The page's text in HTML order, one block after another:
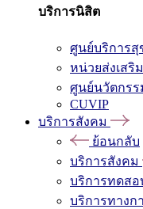
บริการนิสิต
ศูนย์บริการ
หน่วยส่งเสริ
ศูนย์นวัตกรร
CUVIP
บริการสังคม
ย้อนกลับ
บริการสังคม
บริการทดสอ
บริการทางก